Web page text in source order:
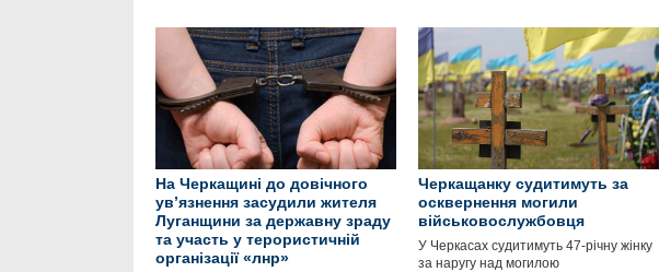
На Черкащині до довічного
ув’язнення засудили жителя
Луганщини за державну зраду
та участь у терористичній
організації «лнр»
Черкащанку судитимуть за
осквернення могили
військовослужбовця
У Черкасах судитимуть 47-річну жінку
за наругу над могилою